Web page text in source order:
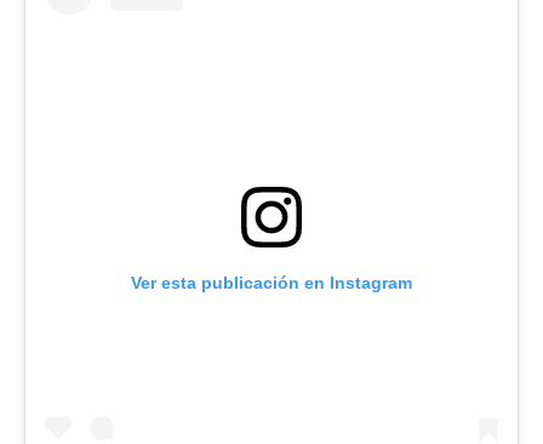
Ver esta publicación en Instagram